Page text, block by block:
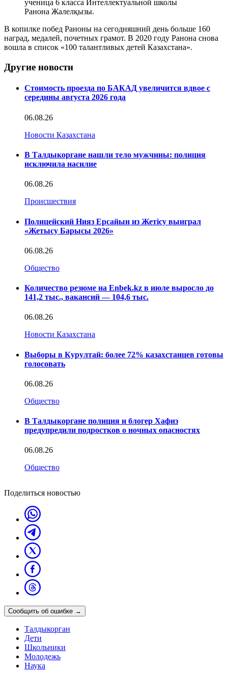
ученица 6 класса Интеллектуальной школы
Ранона Жалелқызы.
В копилке побед Раноны на сегодняшний день больше 160
наград, медалей, почетных грамот. В 2020 году Ранона снова
вошла в список «100 талантливых детей Казахстана».
Другие новости
Стоимость проезда по БАКАД увеличится вдвое с
середины августа 2026 года
06.08.26
Новости Казахстана
В Талдыкоргане нашли тело мужчины: полиция
исключила насилие
06.08.26
Происшествия
Полицейский Нияз Ерсайын из Жетісу выиграл
«Жетысу Барысы 2026»
06.08.26
Общество
Количество резюме на Enbek.kz в июле выросло до
141,2 тыс., вакансий — 104,6 тыс.
06.08.26
Новости Казахстана
Выборы в Курултай: более 72% казахстанцев готовы
голосовать
06.08.26
Общество
В Талдыкоргане полиция и блогер Хафиз
предупредили подростков о ночных опасностях
06.08.26
Общество
Поделиться новостью
Сообщить об ошибке →
Талдыкорган
Дети
Школьники
Молодежь
Наука